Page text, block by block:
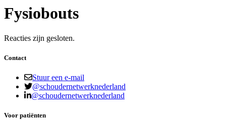
Fysiobouts
Reacties zijn gesloten.
Contact
Stuur een e-mail
@schoudernetwerknederland
@schoudernetwerknederland
Voor patiënten